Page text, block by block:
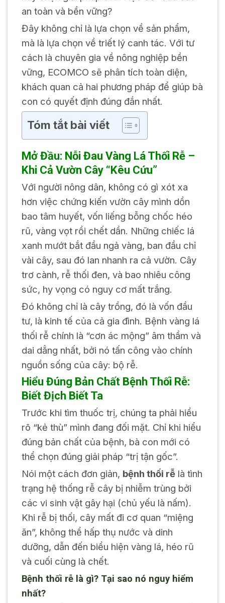
an toàn và bền vững?
Đây không chỉ là lựa chọn về sản phẩm,
mà là lựa chọn về triết lý canh tác. Với tư
cách là chuyên gia về nông nghiệp bền
vững, ECOMCO sẽ phân tích toàn diện,
khách quan cả hai phương pháp để giúp bà
con có quyết định đúng đắn nhất.
Tóm tắt bài viết
Mở Đầu: Nỗi Đau Vàng Lá Thối Rễ –
Khi Cả Vườn Cây “Kêu Cứu”
Với người nông dân, không có gì xót xa
hơn việc chứng kiến vườn cây mình dồn
bao tâm huyết, vốn liếng bỗng chốc héo
rũ, vàng vọt rồi chết dần. Những chiếc lá
xanh mướt bắt đầu ngả vàng, ban đầu chỉ
vài cây, sau đó lan nhanh ra cả vườn. Cây
trơ cành, rễ thối đen, và bao nhiêu công
sức, hy vọng có nguy cơ mất trắng.
Đó không chỉ là cây trồng, đó là vốn đầu
tư, là kinh tế của cả gia đình. Bệnh vàng lá
thối rễ chính là “cơn ác mộng” âm thầm và
dai dẳng nhất, bởi nó tấn công vào chính
nguồn sống của cây: bộ rễ.
Hiểu Đúng Bản Chất Bệnh Thối Rễ:
Biết Địch Biết Ta
Trước khi tìm thuốc trị, chúng ta phải hiểu
rõ “kẻ thù” mình đang đối mặt. Chỉ khi hiểu
đúng bản chất của bệnh, bà con mới có
thể chọn đúng giải pháp “trị tận gốc”.
Nói một cách đơn giản, bệnh thối rễlà tình
trạng hệ thống rễ cây bị nhiễm trùng bởi
các vi sinh vật gây hại (chủ yếu là nấm).
Khi rễ bị thối, cây mất đi cơ quan “miệng
ăn”, không thể hấp thụ nước và dinh
dưỡng, dẫn đến biểu hiện vàng lá, héo rũ
và cuối cùng là chết.
Bệnh thối rễ là gì? Tại sao nó nguy hiểm
nhất?